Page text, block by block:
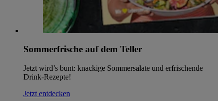
Sommerfrische auf dem Teller
Jetzt wird’s bunt: knackige Sommersalate und erfrischende
Drink-Rezepte!
Jetzt entdecken